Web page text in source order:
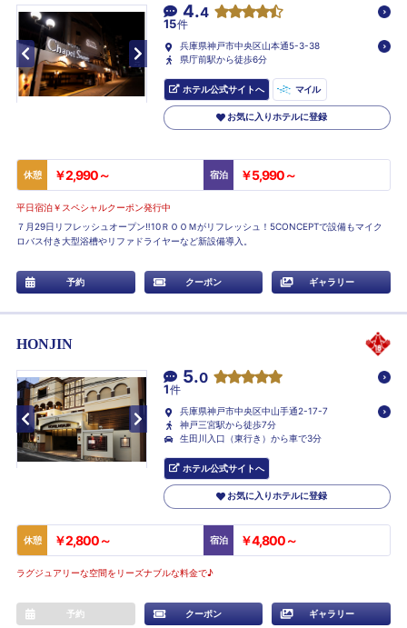
4.4
15件
兵庫県神戸市中央区山本通5-3-38
県庁前駅から徒歩6分
ホテル公式サイトへ マイル
お気に入りホテルに登録
休憩 ￥2,990～ 宿泊 ￥5,990～
平日宿泊￥スペシャルクーポン発行中
７月29日リフレッシュオープン‼10ＲＯＯＭがリフレッシュ！5CONCEPTで設備もマイク
ロバス付き大型浴槽やリファドライヤーなど新設備導入。
予約 クーポン ギャラリー
HONJIN
5.0
1件
兵庫県神戸市中央区中山手通2-17-7
神戸三宮駅から徒歩7分
生田川入口（東行き）から車で3分
ホテル公式サイトへ
お気に入りホテルに登録
休憩 ￥2,800～ 宿泊 ￥4,800～
ラグジュアリーな空間をリーズナブルな料金で♪
予約 クーポン ギャラリー